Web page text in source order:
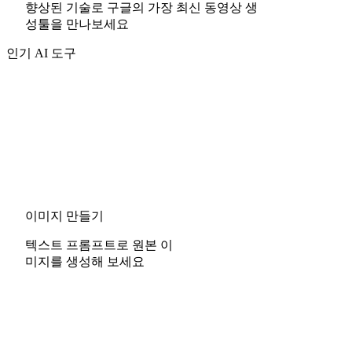
향상된 기술로 구글의 가장 최신 동영상 생
성툴을 만나보세요
인기 AI 도구
이미지 만들기
텍스트 프롬프트로 원본 이
미지를 생성해 보세요